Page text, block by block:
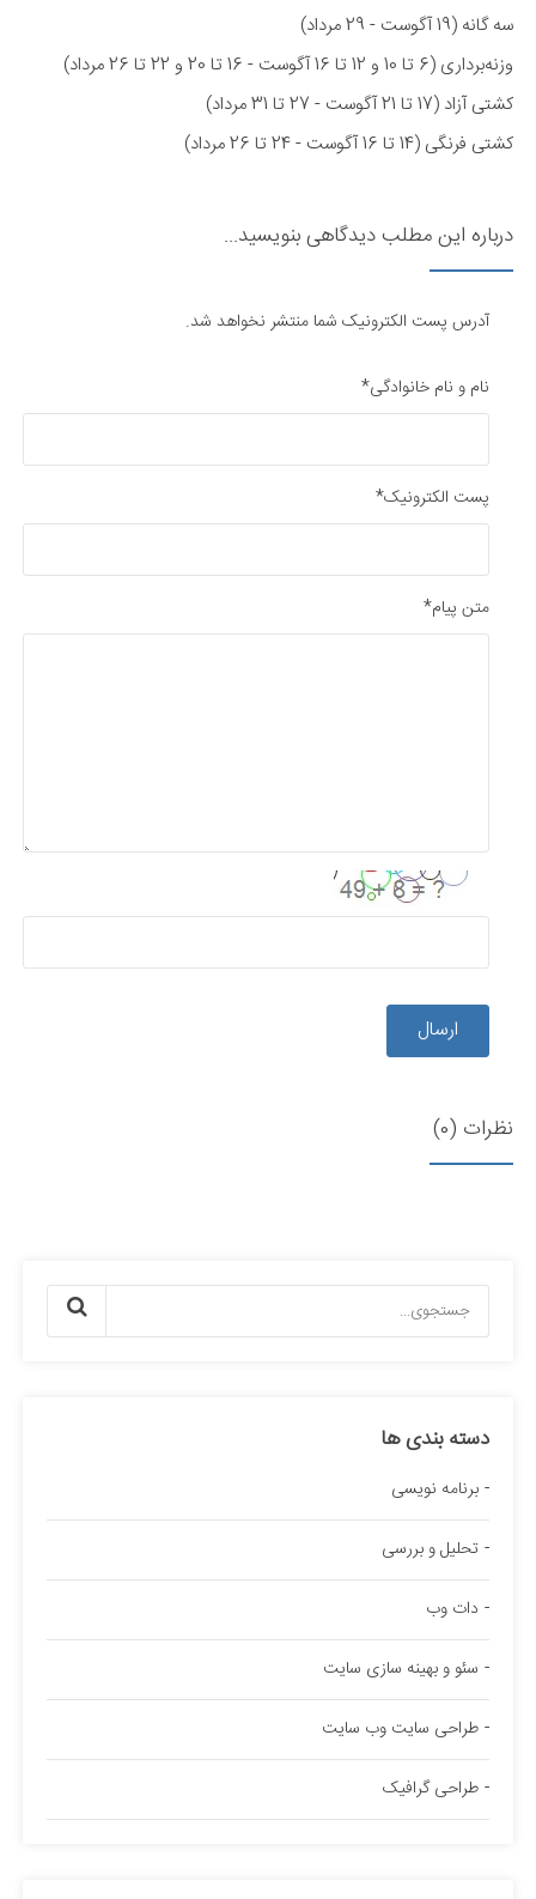
سه گانه (19 آگوست - 29 مرداد)
وزنه‌برداری (6 تا 10 و 12 تا 16 آگوست - 16 تا 20 و 22 تا 26 مرداد)
کشتی آزاد (17 تا 21 آگوست - 27 تا 31 مرداد)
کشتی فرنگی (14 تا 16 آگوست - 24 تا 26 مرداد)​
درباره این مطلب دیدگاهی بنویسید...
آدرس پست الکترونیک شما منتشر نخواهد شد.
نام و نام خانوادگی*
پست الکترونیک*
متن پیام*
ارسال
نظرات (0)
دسته بندی ها
برنامه نویسی
تحلیل و بررسی
دات وب
سئو و بهینه سازی سایت
طراحی سایت وب سایت
طراحی گرافیک